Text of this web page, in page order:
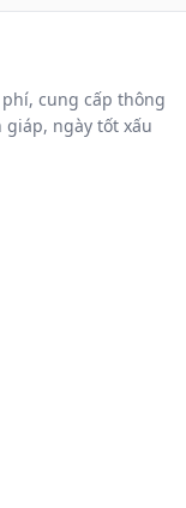
cung cấp thông
giáp, ngày tốt xấu